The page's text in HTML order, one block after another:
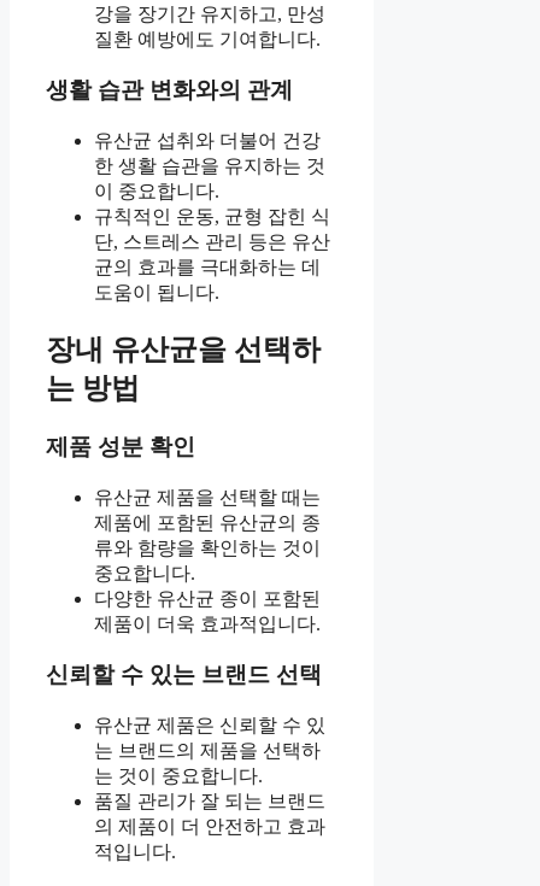
강을 장기간 유지하고, 만성
질환 예방에도 기여합니다.
생활 습관 변화와의 관계
유산균 섭취와 더불어 건강
한 생활 습관을 유지하는 것
이 중요합니다.
규칙적인 운동, 균형 잡힌 식
단, 스트레스 관리 등은 유산
균의 효과를 극대화하는 데
도움이 됩니다.
장내 유산균을 선택하
는 방법
제품 성분 확인
유산균 제품을 선택할 때는
제품에 포함된 유산균의 종
류와 함량을 확인하는 것이
중요합니다.
다양한 유산균 종이 포함된
제품이 더욱 효과적입니다.
신뢰할 수 있는 브랜드 선택
유산균 제품은 신뢰할 수 있
는 브랜드의 제품을 선택하
는 것이 중요합니다.
품질 관리가 잘 되는 브랜드
의 제품이 더 안전하고 효과
적입니다.